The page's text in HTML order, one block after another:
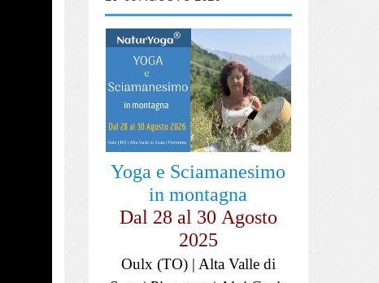
Yoga e Sciamanesimo
in montagna
Dal 28 al 30 Agosto
2025
Oulx (TO) | Alta Valle di